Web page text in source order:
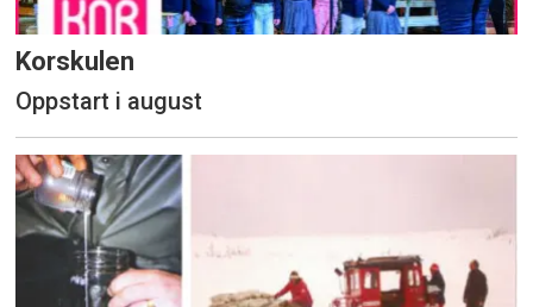
Korskulen
Oppstart i august